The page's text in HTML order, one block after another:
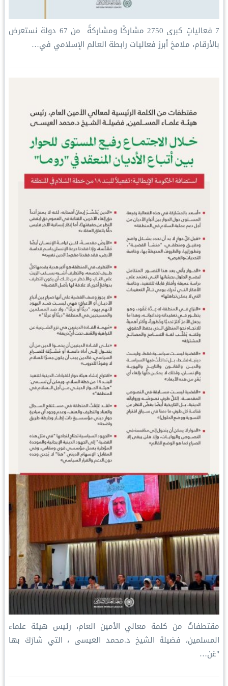
‏7 فعالياتٍ كبرى ‏2750 مشاركًا ومشاركةً ‏ من 67 دولة ‏نستعرض
بالأرقام، ملامحَ أبرز فعاليات ⁧‫رابطة العالم الإسلامي‬⁩ في…
مقتطفاتٌ من كلمة معالي الأمين العام، رئيس هيئة علماء
المسلمين، فضيلة الشيخ د.⁧‫محمد العيسى‬⁩ ‬⁩، التي شارَكَ بها
"عَن…